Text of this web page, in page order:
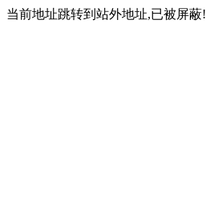
当前地址跳转到站外地址,已被屏蔽!